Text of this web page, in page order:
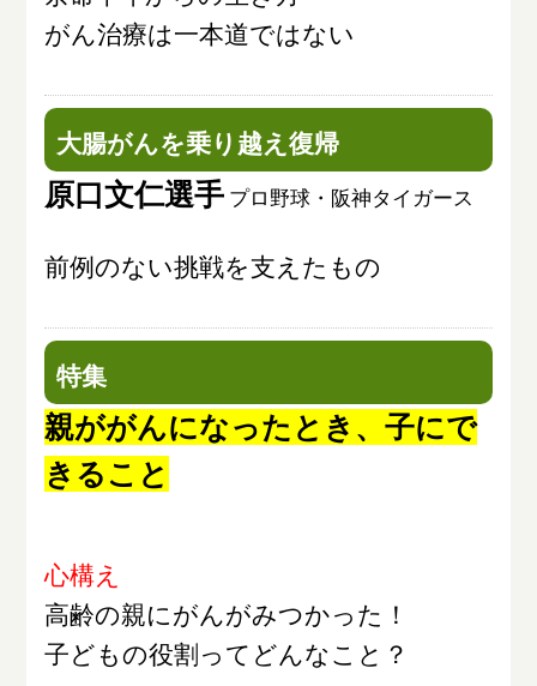
がん治療は一本道ではない
大腸がんを乗り越え復帰
原口文仁選手 プロ野球・阪神タイガース
前例のない挑戦を支えたもの
特集
親ががんになったとき、子にで
きること
心構え
高齢の親にがんがみつかった！
子どもの役割ってどんなこと？